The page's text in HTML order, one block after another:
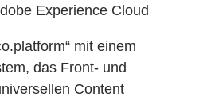
Experience Cloud
mit einem
das Front- und
Content